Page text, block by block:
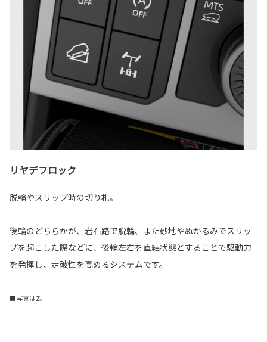
リヤデフロック
脱輪やスリップ時の切り札。
後輪のどちらかが、岩石路で脱輪、また砂地やぬかるみでスリッ
プを起こした際などに、後輪左右を直結状態とすることで駆動力
を発揮し、走破性を高めるシステムです。
■写真はZ。